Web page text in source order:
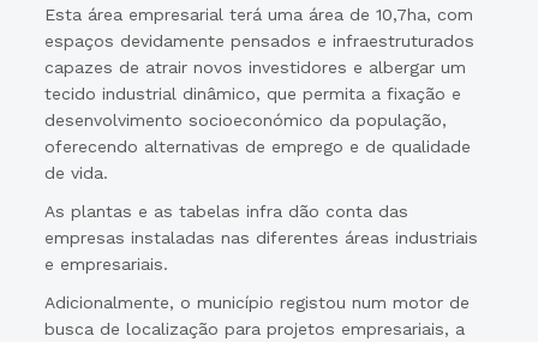
Esta área empresarial terá uma área de 10,7ha, com
espaços devidamente pensados e infraestruturados
capazes de atrair novos investidores e albergar um
tecido industrial dinâmico, que permita a fixação e
desenvolvimento socioeconómico da população,
oferecendo alternativas de emprego e de qualidade
de vida.
As plantas e as tabelas infra dão conta das
empresas instaladas nas diferentes áreas industriais
e empresariais.
Adicionalmente, o município registou num motor de
busca de localização para projetos empresariais, a